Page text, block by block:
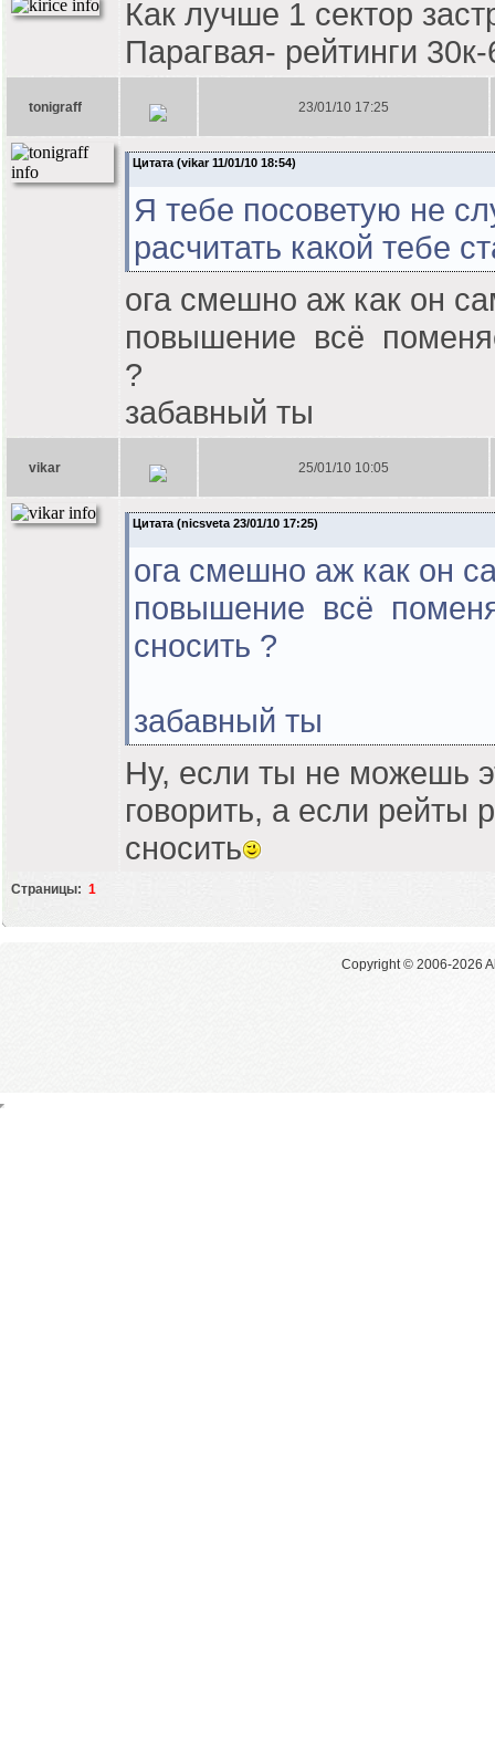
Как лучше 1 сектор
Парагвая- рейтинги 30к-
tonigraff 23/01/10 17:25
Цитата (vikar 11/01/10 18:54)
Я тебе посоветую не
расчитать какой тебе
ога смешно аж как он
повышение всё
?
забавный ты
vikar 25/01/10 10:05
Цитата (nicsveta 23/01/10 17:25)
ога смешно аж как он
повышение всё
сносить ?
забавный ты
Ну, если ты не можешь
говорить, а если рейты
сносить
Страницы: 1
Copyright © 2006-2026